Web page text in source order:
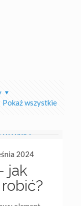
Pokaż wszystkie
2024
jak